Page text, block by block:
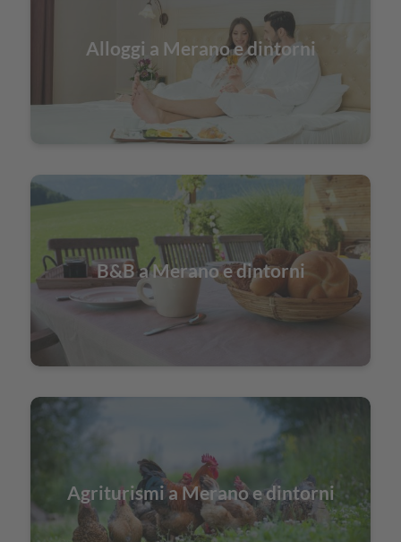
Alloggi a Merano e dintorni
B&B a Merano e dintorni
Agriturismi a Merano e dintorni